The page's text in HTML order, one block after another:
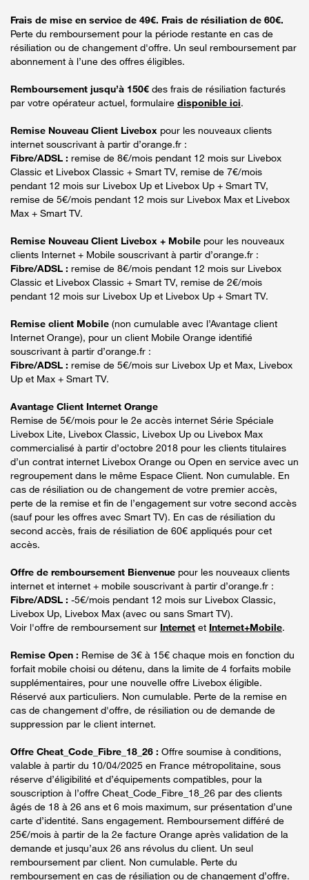
Frais de mise en service de 49€. Frais de résiliation de 60€.
Perte du remboursement pour la période restante en cas de
résiliation ou de changement d'offre. Un seul remboursement par
abonnement à l’une des offres éligibles.
Remboursement jusqu’à 150€ des frais de résiliation facturés
par votre opérateur actuel, formulaire disponible ici.
Remise Nouveau Client Livebox pour les nouveaux clients
internet souscrivant à partir d’orange.fr :
Fibre/ADSL : remise de 8€/mois pendant 12 mois sur Livebox
Classic et Livebox Classic + Smart TV, remise de 7€/mois
pendant 12 mois sur Livebox Up et Livebox Up + Smart TV,
remise de 5€/mois pendant 12 mois sur Livebox Max et Livebox
Max + Smart TV.
Remise Nouveau Client Livebox + Mobile pour les nouveaux
clients Internet + Mobile souscrivant à partir d’orange.fr :
Fibre/ADSL : remise de 8€/mois pendant 12 mois sur Livebox
Classic et Livebox Classic + Smart TV, remise de 2€/mois
pendant 12 mois sur Livebox Up et Livebox Up + Smart TV.
Remise client Mobile (non cumulable avec l’Avantage client
Internet Orange), pour un client Mobile Orange identifié
souscrivant à partir d’orange.fr :
Fibre/ADSL : remise de 5€/mois sur Livebox Up et Max, Livebox
Up et Max + Smart TV.
Avantage Client Internet Orange
Remise de 5€/mois pour le 2e accès internet Série Spéciale
Livebox Lite, Livebox Classic, Livebox Up ou Livebox Max
commercialisé à partir d’octobre 2018 pour les clients titulaires
d’un contrat internet Livebox Orange ou Open en service avec un
regroupement dans le même Espace Client. Non cumulable. En
cas de résiliation ou de changement de votre premier accès,
perte de la remise et fin de l’engagement sur votre second accès
(sauf pour les offres avec Smart TV). En cas de résiliation du
second accès, frais de résiliation de 60€ appliqués pour cet
accès.
Offre de remboursement Bienvenue pour les nouveaux clients
internet et internet + mobile souscrivant à partir d’orange.fr :
Fibre/ADSL : -5€/mois pendant 12 mois sur Livebox Classic,
Livebox Up, Livebox Max (avec ou sans Smart TV).
Voir l'offre de remboursement sur Internet et Internet+Mobile.
Remise Open : Remise de 3€ à 15€ chaque mois en fonction du
forfait mobile choisi ou détenu, dans la limite de 4 forfaits mobile
supplémentaires, pour une nouvelle offre Livebox éligible.
Réservé aux particuliers. Non cumulable. Perte de la remise en
cas de changement d'offre, de résiliation ou de demande de
suppression par le client internet.
Offre Cheat_Code_Fibre_18_26 : Offre soumise à conditions,
valable à partir du 10/04/2025 en France métropolitaine, sous
réserve d’éligibilité et d’équipements compatibles, pour la
souscription à l’offre Cheat_Code_Fibre_18_26 par des clients
âgés de 18 à 26 ans et 6 mois maximum, sur présentation d’une
carte d’identité. Sans engagement. Remboursement différé de
25€/mois à partir de la 2e facture Orange après validation de la
demande et jusqu’aux 26 ans révolus du client. Un seul
remboursement par client. Non cumulable. Perte du
remboursement en cas de résiliation ou de changement d’offre.